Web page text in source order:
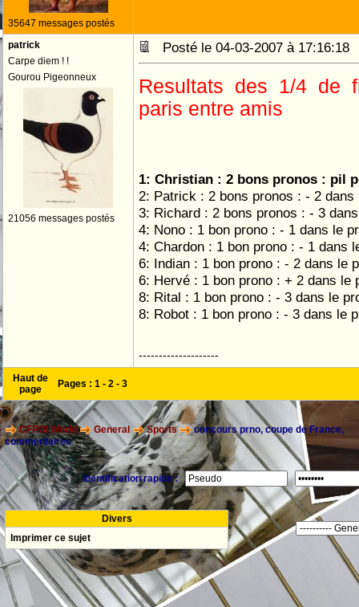
35647 messages postés
patrick
Carpe diem ! !
Gourou Pigeonneux
21056 messages postés
Posté le 04-03-2007 à
Resultats des 1/4 de
paris entre amis
1: Christian : 2 bons pronos : pil
2: Patrick : 2 bons pronos : - 2 dans
3: Richard : 2 bons pronos : - 3
4: Nono : 1 bon prono : - 1 dans le
4: Chardon : 1 bon prono : - 1 dans
6: Indian : 1 bon prono : - 2 dans le
6: Hervé : 1 bon prono : + 2 dans le
8: Rital : 1 bon prono : - 3 dans le
8: Robot : 1 bon prono : - 3 dans le
--------------------
Haut de
page
Pages : 1 - 2 - 3
CFPOI World General Sports
concours prno, coupe de France,
commentaires
Identification rapide :
Divers
Imprimer ce sujet